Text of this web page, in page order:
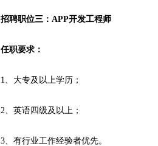
招聘职位三：APP开发工程师
任职要求：
1、大专及以上学历；
2、英语四级及以上；
3、有行业工作经验者优先。